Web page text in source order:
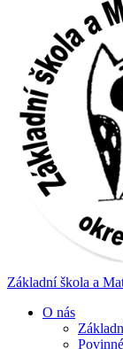
Základní škola a
O nás